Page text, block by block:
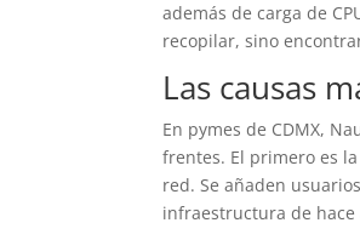
además de carga de
recopilar, sino
Las causas
En pymes de CDMX,
frentes. El primero es
red. Se añaden
infraestructura de hace